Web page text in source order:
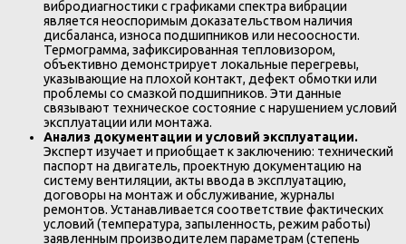
вибродиагностики с графиками спектра вибрации
является неоспоримым доказательством наличия
дисбаланса, износа подшипников или несоосности.
Термограмма, зафиксированная тепловизором,
объективно демонстрирует локальные перегревы,
указывающие на плохой контакт, дефект обмотки или
проблемы со смазкой подшипников. Эти данные
связывают техническое состояние с нарушением условий
эксплуатации или монтажа.
Анализ документации и условий эксплуатации.
Эксперт изучает и приобщает к заключению: технический
паспорт на двигатель, проектную документацию на
систему вентиляции, акты ввода в эксплуатацию,
договоры на монтаж и обслуживание, журналы
ремонтов. Устанавливается соответствие фактических
условий (температура, запыленность, режим работы)
заявленным производителем параметрам (степень